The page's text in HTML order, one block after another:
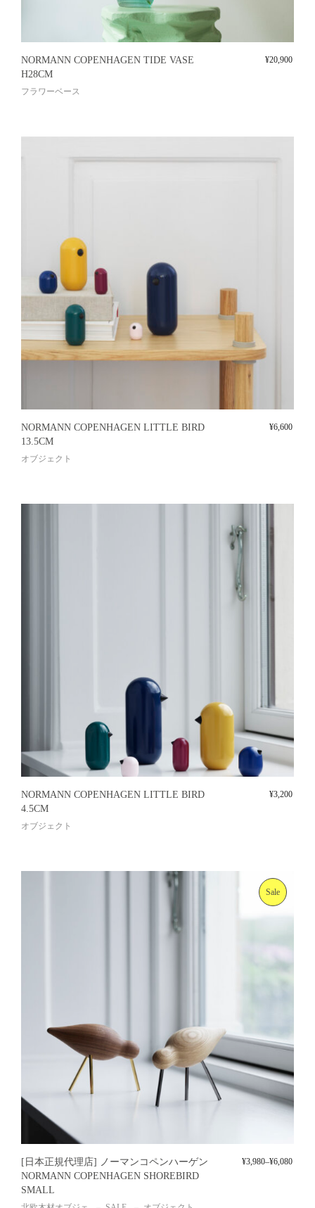
NORMANN COPENHAGEN TIDE VASE
H28CM
フラワーベース
¥20,900
NORMANN COPENHAGEN LITTLE BIRD
13.5CM
オブジェクト
¥6,600
NORMANN COPENHAGEN LITTLE BIRD
4.5CM
オブジェクト
¥3,200
Sale
[日本正規代理店] ノーマンコペンハーゲン
NORMANN COPENHAGEN SHOREBIRD
SMALL
¥3,980–¥6,080